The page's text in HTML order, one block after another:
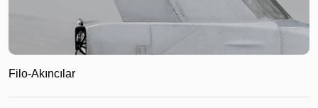
Filo-Akıncılar